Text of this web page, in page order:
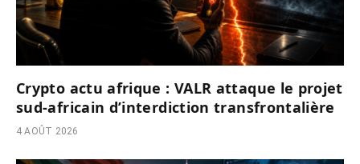
Crypto actu afrique : VALR attaque le projet
sud-africain d’interdiction transfrontalière
4 AOÛT 2026